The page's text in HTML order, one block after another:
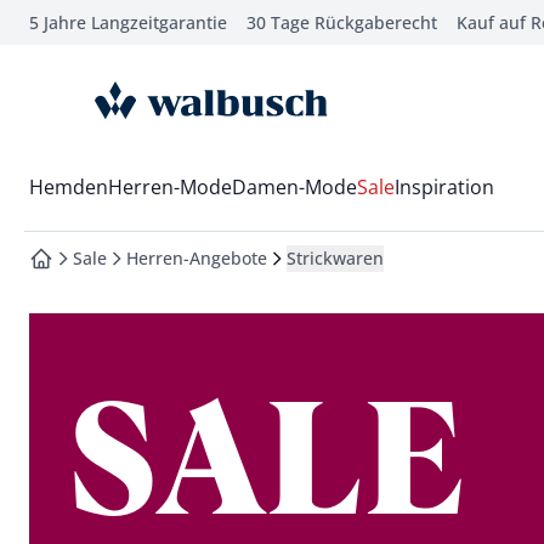
springen
springen
springen
5 Jahre Langzeitgarantie 30 Tage Rückgaberecht Kauf auf
zur Startseite
Wechsel in das Menü mit Pfeil-Runter Taste
HemdenHerren-ModeDamen-ModeSaleInspiration
zur Startseite
Sale Herren-Angebote Strickwaren
SALE